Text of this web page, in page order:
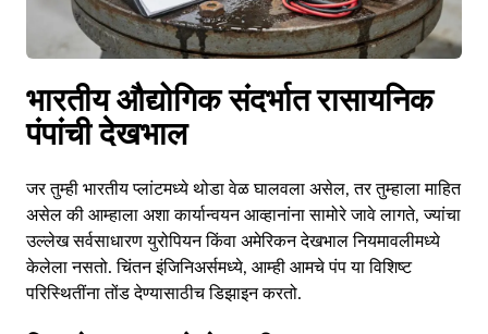
भारतीय औद्योगिक संदर्भात रासायनिक
पंपांची देखभाल
जर तुम्ही भारतीय प्लांटमध्ये थोडा वेळ घालवला असेल, तर तुम्हाला माहित
असेल की आम्हाला अशा कार्यान्वयन आव्हानांना सामोरे जावे लागते, ज्यांचा
उल्लेख सर्वसाधारण युरोपियन किंवा अमेरिकन देखभाल नियमावलीमध्ये
केलेला नसतो. चिंतन इंजिनिअर्समध्ये, आम्ही आमचे पंप या विशिष्ट
परिस्थितींना तोंड देण्यासाठीच डिझाइन करतो.